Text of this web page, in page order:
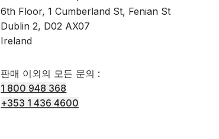
6th Floor, 1 Cumberland St, Fenian St
Dublin 2, D02 AX07
Ireland
판매 이외의 모든 문의 :
1 800 948 368
+353 1 436 4600